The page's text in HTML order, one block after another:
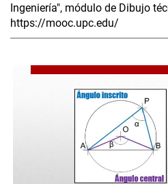
Ingeniería", módulo de Dibujo
https://mooc.upc.edu/